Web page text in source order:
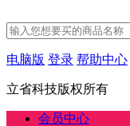
电脑版 登录 帮助中心
立省科技版权所有
会员中心